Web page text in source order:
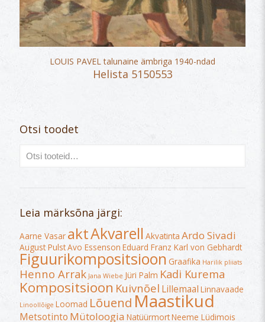
LOUIS PAVEL talunaine ämbriga 1940-ndad
Helista 5150553
Otsi toodet
Leia märksõna järgi:
Aarne Vasar aktAkvarell Akvatinta Ardo Sivadi
August PulstAvo Essenson Eduard Franz Karl von Gebhardt
Figuurikompositsioon Graafika Harilik pliiats
Henno Arrak Jana Wiebe Jüri Palm Kadi Kurema
Kompositsioon Kuivnõel Lillemaal Linnavaade
Linoollõige Loomad Lõuend Maastikud
Metsotinto Mütoloogia NatüürmortNeeme Lüdimois